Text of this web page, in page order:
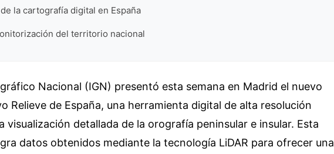
la cartografía digital en España
del territorio nacional
Nacional (IGN) presentó esta semana en Madrid el nuevo
Relieve de España, una herramienta digital de alta resolución
visualización detallada de la orografía peninsular e insular. Esta
datos obtenidos mediante la tecnología LiDAR para ofrecer una